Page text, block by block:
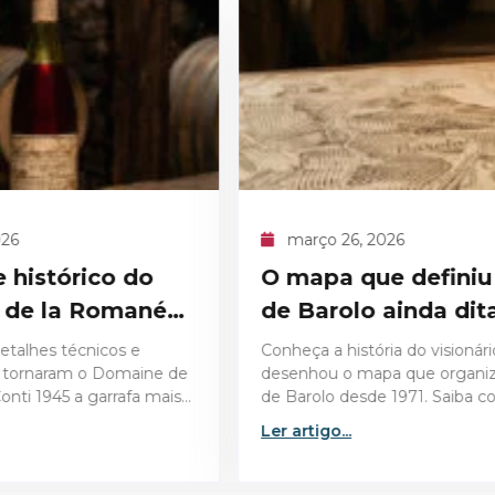
2026
que definiu o cru
ainda dita
do visionário que
que organiza o cru
1971. Saiba como essa
março 26, 2026
Vinhos para a
surpreendem no
Descubra como escolher os
vinhos para a Páscoa e
convidados com
assado.
Ler artigo...